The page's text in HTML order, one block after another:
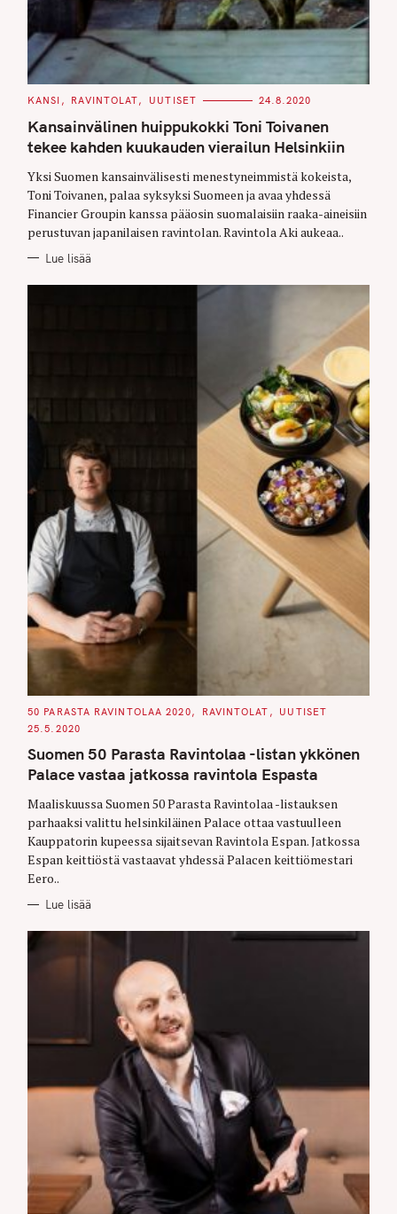
C
T
E
G
O
I
E
S
KANSI RAVINTOLAT UUTISET 24.8.2020
Kansainvälinen huippukokki Toni Toivanen
tekee kahden kuukauden vierailun Helsinkiin
Yksi Suomen kansainvälisesti menestyneimmistä kokeista,
Toni Toivanen, palaa syksyksi Suomeen ja avaa yhdessä
Financier Groupin kanssa pääosin suomalaisiin raaka-aineisiin
perustuvan japanilaisen ravintolan. Ravintola Aki aukeaa..
Lue lisää
C
T
G
O
R
S
50 PARASTA RAVINTOLAA 2020 RAVINTOLAT
UUTISET
25.5.2020
Suomen 50 Parasta Ravintolaa -listan ykkönen
Palace vastaa jatkossa ravintola Espasta
Maaliskuussa Suomen 50 Parasta Ravintolaa -listauksen
parhaaksi valittu helsinkiläinen Palace ottaa vastuulleen
Kauppatorin kupeessa sijaitsevan Ravintola Espan. Jatkossa
Espan keittiöstä vastaavat yhdessä Palacen keittiömestari
Eero..
Lue lisää